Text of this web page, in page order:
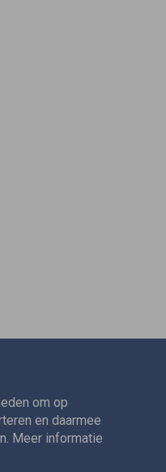
om op
en daarmee
Meer informatie